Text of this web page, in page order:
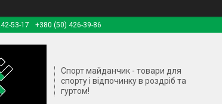
53-17
+380 (50) 426-39-86
Спорт майданчик - товари для
спорту і відпочинку в роздріб та
гуртом!